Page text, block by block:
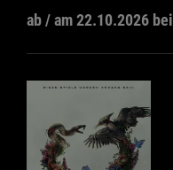
ab / am 22.10.2026